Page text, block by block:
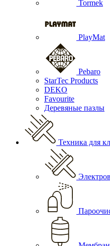
Tormek
PlayMat
Pebaro
StarTec Products
DEKO
Favourite
Деревяные пазлы
Техника для